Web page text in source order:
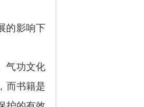
的影响下
气功文化
而书籍是